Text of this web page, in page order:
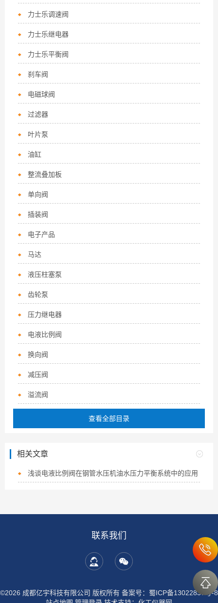
力士乐调速阀
力士乐继电器
力士乐平衡阀
刹车阀
电磁球阀
过滤器
叶片泵
油缸
整流叠加板
单向阀
插装阀
电子产品
马达
液压柱塞泵
齿轮泵
压力继电器
电液比例阀
换向阀
减压阀
溢流阀
查看全部目录
相关文章
浅谈电液比例阀在钢管水压机油水压力平衡系统中的应用
联系我们
©2026 成都亿宇科技有限公司 版权所有 备案号：蜀ICP备13022837号-8